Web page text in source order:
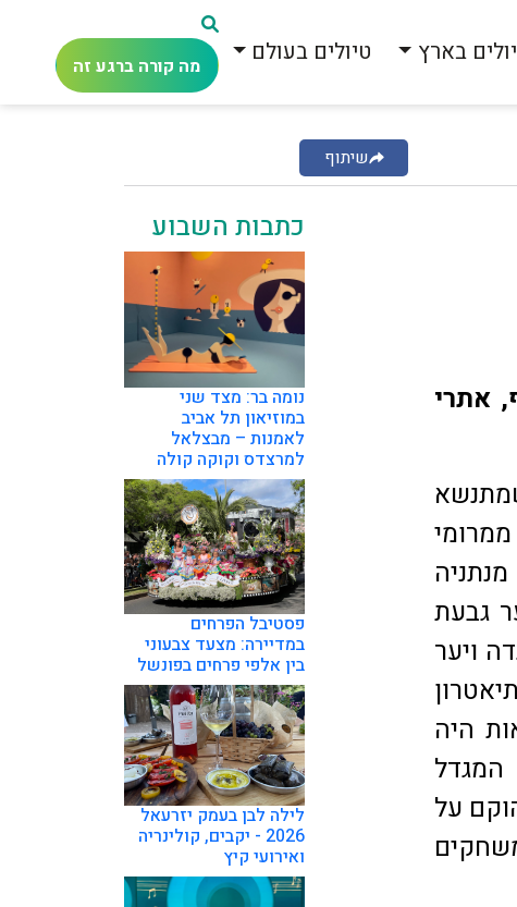
בארץ טיולים בעולם מה קורה ברגע זה
שיתוף
אתרי
גבעת
ויער
היה
על
כתבות השבוע
נומה בר: מצד שני
במוזיאון תל אביב
לאמנות – מבצלאל
למרצדס וקוקה קולה
פסטיבל הפרחים
במדיירה: מצעד צבעוני
בין אלפי פרחים בפונשל
לילה לבן בעמק יזרעאל
2026 - יקבים, קולינריה
ואירועי קיץ